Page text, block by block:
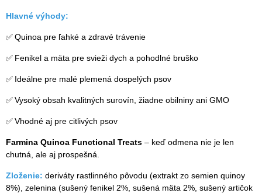
Hlavné výhody:
✅Quinoa pre ľahké a zdravé trávenie
✅ Fenikel a mäta pre svieži dych a pohodlné bruško
✅ Ideálne pre malé plemená dospelých psov
✅Vysoký obsah kvalitných surovín, žiadne obilniny ani GMO
✅Vhodné aj pre citlivých psov
Farmina Quinoa Functional Treats – keď odmena nie je len
chutná, ale aj prospešná.
Zloženie: deriváty rastlinného pôvodu (extrakt zo semien quinoy
8%), zelenina (sušený fenikel 2%, sušená mäta 2%, sušený artičok